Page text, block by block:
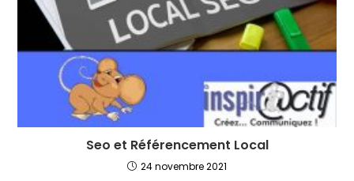
Seo et Référencement Local
24 novembre 2021